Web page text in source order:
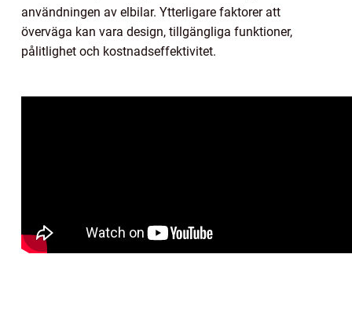
användningen av elbilar. Ytterligare faktorer att
överväga kan vara design, tillgängliga funktioner,
pålitlighet och kostnadseffektivitet.